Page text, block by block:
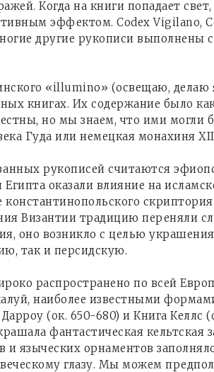
Когда на книги попадает
эффектом. Codex Vigilano,
другие рукописи
«illumino» (освещаю,
книгах. Их содержание было
но мы знаем, что ими
Гуда или немецкая монахиня
рукописей считаются
оказали влияние на
Византии традицию переняли
оно возникло с целью
так и персидскую.
распространено по всей
наиболее известными
(ок. 650-680) и Книга Келлс
фантастическая
и языческих орнаментов
глазу. Мы можем